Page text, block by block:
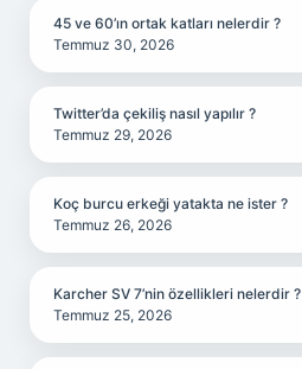
45 ve 60’ın ortak katları nelerdir ?
Temmuz 30, 2026
Twitter’da çekiliş nasıl yapılır ?
Temmuz 29, 2026
Koç burcu erkeği yatakta ne ister ?
Temmuz 26, 2026
Karcher SV 7’nin özellikleri nelerdir ?
Temmuz 25, 2026